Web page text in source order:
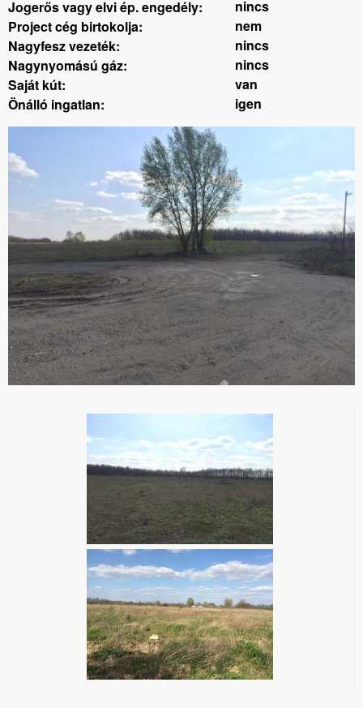
Jogerős vagy elvi ép. engedély:
nincs
Project cég birtokolja:
nem
Nagyfesz vezeték:
nincs
Nagynyomású gáz:
nincs
Saját kút:
van
Önálló ingatlan:
igen